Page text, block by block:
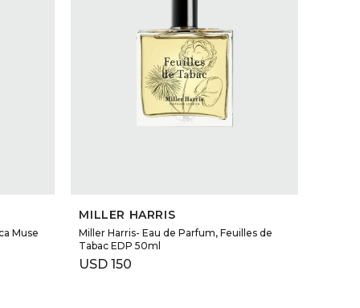
Muse
MILLER HARRIS
Miller Harris- Eau de Parfum, Feuilles de
Tabac EDP 50ml
USD 150